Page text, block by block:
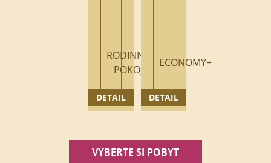
RODINNÝ
POKOJ
DETAIL
ECONOMY+
DETAIL
VYBERTE SI POBYT